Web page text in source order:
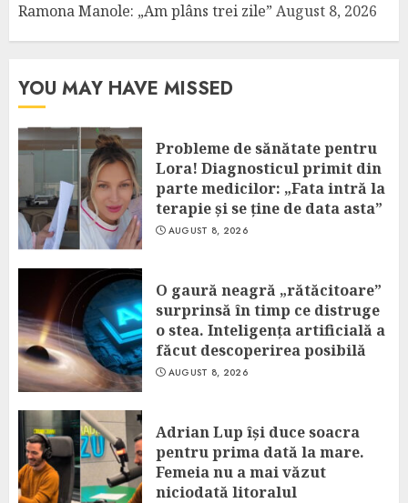
Ramona Manole: „Am plâns trei zile” August 8, 2026
YOU MAY HAVE MISSED
Probleme de sănătate pentru
Lora! Diagnosticul primit din
parte medicilor: „Fata intră la
terapie și se ține de data asta”
AUGUST 8, 2026
O gaură neagră „rătăcitoare”
surprinsă în timp ce distruge
o stea. Inteligența artificială a
făcut descoperirea posibilă
AUGUST 8, 2026
Adrian Lup își duce soacra
pentru prima dată la mare.
Femeia nu a mai văzut
niciodată litoralul